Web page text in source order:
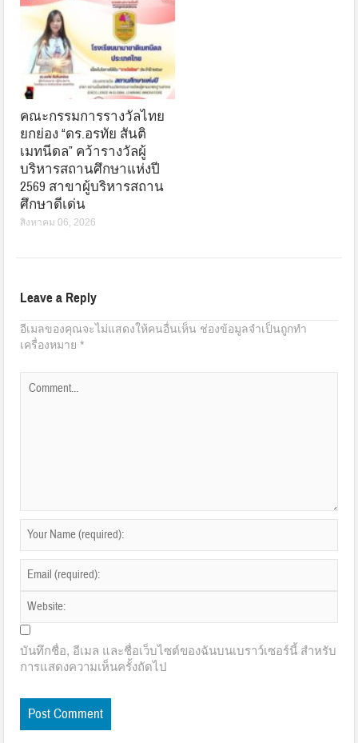
คณะกรรมการรางวัลไทย
ยกย่อง “ดร.อรทัย สันติ
เมทนีดล” คว้ารางวัลผู้
บริหารสถานศึกษาแห่งปี
2569 สาขาผู้บริหารสถาน
ศึกษาดีเด่น
สิงหาคม 06, 2026
Leave a Reply
อีเมลของคุณจะไม่แสดงให้คนอื่นเห็น ช่องข้อมูลจำเป็นถูกทำ
เครื่องหมาย*
บันทึกชื่อ, อีเมล และชื่อเว็บไซต์ของฉันบนเบราว์เซอร์นี้ สำหรับ
การแสดงความเห็นครั้งถัดไป